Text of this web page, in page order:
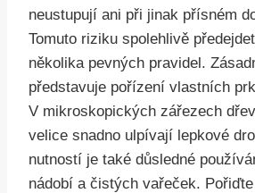
neustupují ani při jinak přísném
Tomuto riziku spolehlivě
několika pevných pravidel.
představuje pořízení vlastních
V mikroskopických zářezech
velice snadno ulpívají lepkové
nutností je také důsledné
nádobí a čistých vařeček.